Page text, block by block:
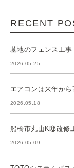
RECENT
墓地のフェンス工事
2026.05.25
エアコンは来年か
2026.05.18
船橋市丸山K邸改修
2026.05.09